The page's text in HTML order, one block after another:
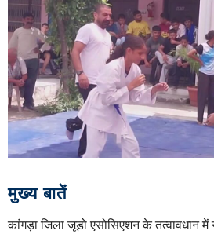
मुख्य बातें
कांगड़ा जिला जूडो एसोसिएशन के तत्वावधान